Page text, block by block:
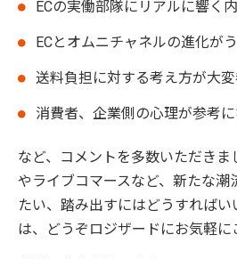
ECの実働部隊にリアルに響く
ECとオムニチャネルの進化が
送料負担に対する考え方が大
消費者、企業側の心理が参考
など、コメントを多数いただきま
やライブコマースなど、新たな潮
たい、踏み出すにはどうすれば
は、どうぞロジザードにお気軽に